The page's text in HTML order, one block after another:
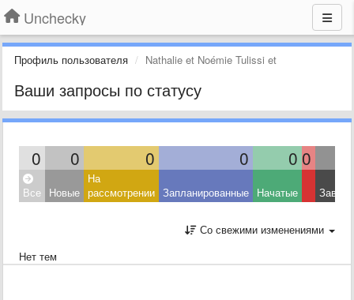
Unchecky
Профиль пользователя Nathalie et Noémie Tulissi et
Ваши запросы по статусу
0 0 0 0 0 0
Все Новые
На
рассмотрении Запланированные Начатые
Со свежими изменениями
Нет тем